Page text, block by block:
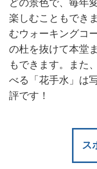
どの景色で、毎年
楽しむこともでき
むウォーキングコ
の杜を抜けて本堂
もできます。また
べる「花手水」は
評です！
ス